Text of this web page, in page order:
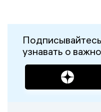
узнавать о